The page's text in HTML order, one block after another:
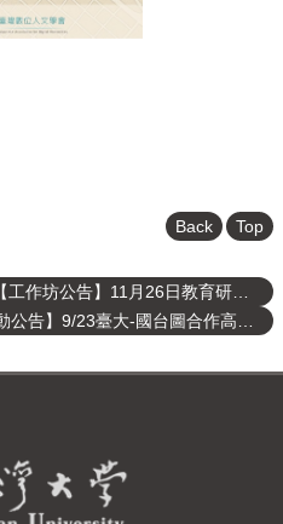
Back Top
Previous:【工作坊公告】11月26日教育研究設計與寫作工作坊 歡迎踴躍參與！
Next:【活動公告】9/23臺大-國台圖合作高齡創新生活實驗室將舉行揭牌典禮